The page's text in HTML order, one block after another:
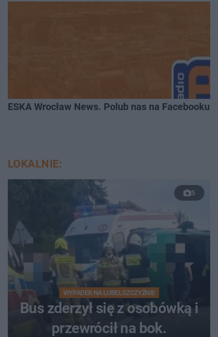
ESKA Wrocław News. Polub nas na Facebooku!
LOKALNIE:
5
WYPADEK NA LUBELSZCZYŹNIE
Bus zderzył się z osobówką i
przewrócił na bok.